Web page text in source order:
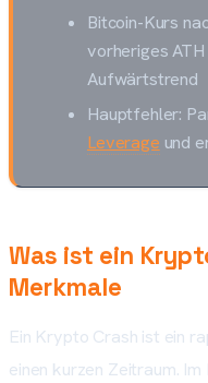
Bitcoin-Kurs
vorheriges
Aufwärtstrend
Hauptfehler:
Leverage und
Was ist ein
Merkmale
Ein Krypto Crash ist ein
einen kurzen Zeitraum.